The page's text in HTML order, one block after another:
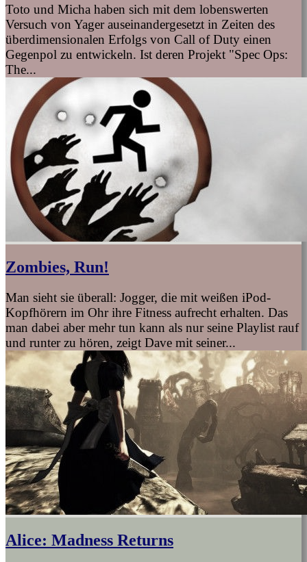
Toto und Micha haben sich mit dem lobenswerten
Versuch von Yager auseinandergesetzt in Zeiten des
überdimensionalen Erfolgs von Call of Duty einen
Gegenpol zu entwickeln. Ist deren Projekt "Spec Ops:
The...
Zombies, Run!
Man sieht sie überall: Jogger, die mit weißen iPod-
Kopfhörern im Ohr ihre Fitness aufrecht erhalten. Das
man dabei aber mehr tun kann als nur seine Playlist rauf
und runter zu hören, zeigt Dave mit seiner...
Alice: Madness Returns